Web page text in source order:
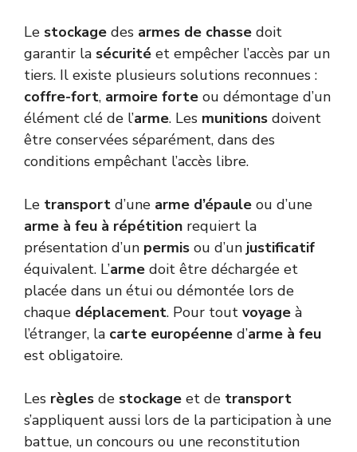
Le stockage des armes de chasse doit
garantir la sécurité et empêcher l’accès par un
tiers. Il existe plusieurs solutions reconnues :
coffre-fort, armoire forte ou démontage d’un
élément clé de l’arme. Les munitions doivent
être conservées séparément, dans des
conditions empêchant l’accès libre.
Le transport d’une arme d’épaule ou d’une
arme à feu à répétition requiert la
présentation d’un permis ou d’un justificatif
équivalent. L’arme doit être déchargée et
placée dans un étui ou démontée lors de
chaque déplacement. Pour tout voyage à
l’étranger, la carte européenne d’arme à feu
est obligatoire.
Les règles de stockage et de transport
s’appliquent aussi lors de la participation à une
battue, un concours ou une reconstitution